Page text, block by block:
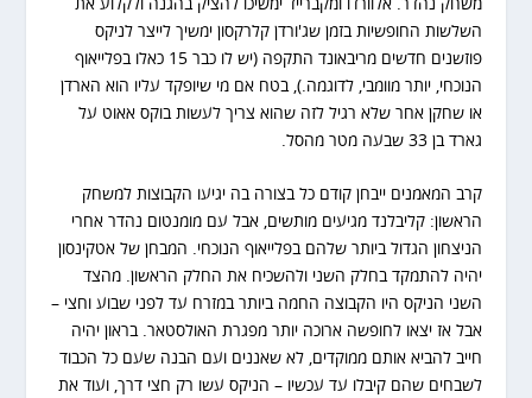
השלשות החופשיות בזמן שג'ורדן קלרקסון ימשיך לייצר לניקס
פוזשנים חדשים מריבאונד התקפה (יש לו כבר 15 כאלו בפלייאוף
הנוכחי, יותר מוומבי, לדוגמה.), בטח אם מי שיופקד עליו הוא הארדן
או שחקן אחר שלא רגיל לזה שהוא צריך לעשות בוקס אאוט על
גארד בן 33 שבעה מטר מהסל.
קרב המאמנים ייבחן קודם כל בצורה בה יגיעו הקבוצות למשחק
הראשון: קליבלנד מגיעים מותשים, אבל עם מומנטום נהדר אחרי
הניצחון הגדול ביותר שלהם בפלייאוף הנוכחי. המבחן של אטקינסון
יהיה להתמקד בחלק השני ולהשכיח את החלק הראשון. מהצד
השני הניקס היו הקבוצה החמה ביותר במזרח עד לפני שבוע וחצי –
אבל אז יצאו לחופשה ארוכה יותר מפגרת האולסטאר. בראון יהיה
חייב להביא אותם ממוקדים, לא שאננים ועם הבנה שעם כל הכבוד
לשבחים שהם קיבלו עד עכשיו – הניקס עשו רק חצי דרך, ועוד את